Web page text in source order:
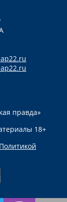
правда»
18+
Политикой